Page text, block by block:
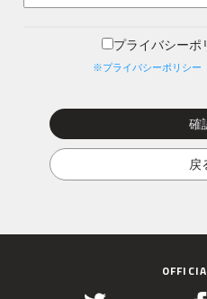
プライバシーポ
※プライバシーポリシー